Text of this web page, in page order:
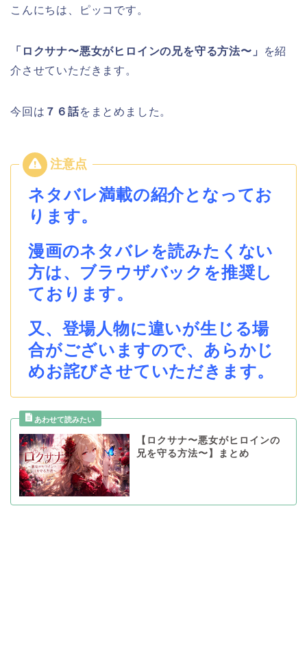
こんにちは、ピッコです。
「ロクサナ〜悪女がヒロインの兄を守る方法〜」
を紹
介させていただきます。
今回は ７６話をまとめました。
ネタバレ満載の紹介となってお
ります。
漫画のネタバレを読みたくない
方は、ブラウザバックを推奨し
ております。
又、登場人物に違いが生じる場
合がございますので、あらかじ
めお詫びさせていただきます。
【ロクサナ〜悪女がヒロインの
兄を守る方法〜】まとめ